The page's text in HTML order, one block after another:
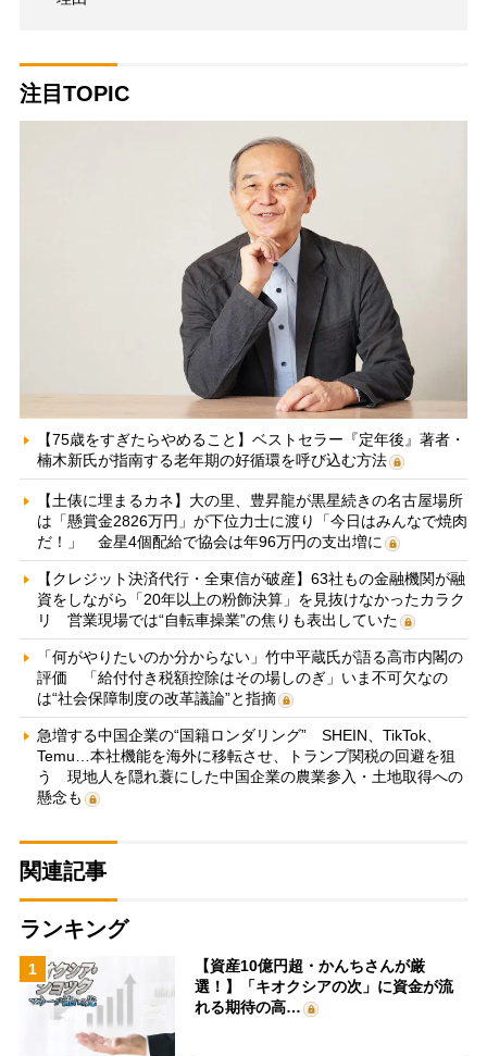
注目TOPIC
【75歳をすぎたらやめること】ベストセラー『定年後』著者・
楠木新氏が指南する老年期の好循環を呼び込む方法
【土俵に埋まるカネ】大の里、豊昇龍が黒星続きの名古屋場所
は「懸賞金2826万円」が下位力士に渡り「今日はみんなで焼肉
だ！」 金星4個配給で協会は年96万円の支出増に
【クレジット決済代行・全東信が破産】63社もの金融機関が融
資をしながら「20年以上の粉飾決算」を見抜けなかったカラク
リ 営業現場では“自転車操業”の焦りも表出していた
「何がやりたいのか分からない」竹中平蔵氏が語る高市内閣の
評価 「給付付き税額控除はその場しのぎ」いま不可欠なの
は“社会保障制度の改革議論”と指摘
急増する中国企業の“国籍ロンダリング” SHEIN、TikTok、
Temu…本社機能を海外に移転させ、トランプ関税の回避を狙
う 現地人を隠れ蓑にした中国企業の農業参入・土地取得への
懸念も
関連記事
ランキング
1
【資産10億円超・かんちさんが厳
選！】「キオクシアの次」に資金が流
れる期待の高…